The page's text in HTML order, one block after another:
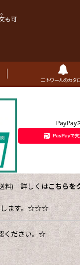
も可
エトワールのカタ
PayPay
料)詳しくはこちらを
します。☆☆☆
ください。☆